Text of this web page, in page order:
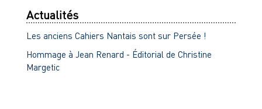
Actualités
Les anciens Cahiers Nantais sont sur Persée !
Hommage à Jean Renard - Éditorial de Christine
Margetic